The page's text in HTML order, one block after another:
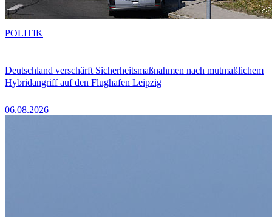
Deutschland verschärft Sicherheitsmaßnahmen nach mutmaßlichem
Hybridangriff auf den Flughafen Leipzig
06.08.2026
POLITIK